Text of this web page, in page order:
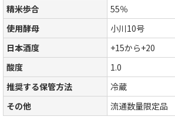
精米歩合
55％
使用酵母
小川10号
日本酒度
+15から+20
酸度
1.0
推奨する保管方法
冷蔵
その他
流通数量限定品